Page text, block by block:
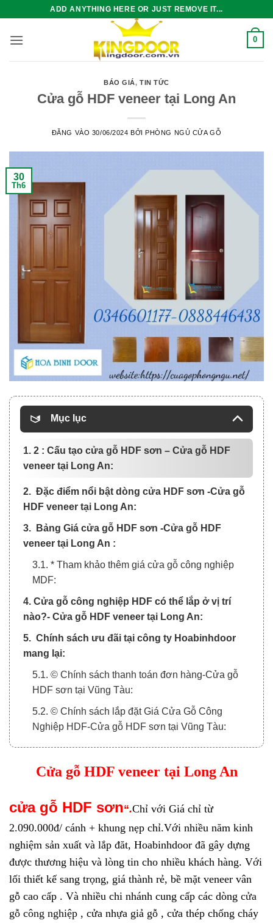
nội
ADD ANYTHING HERE OR JUST REMOVE IT...
0
BÁO GIÁ,TIN TỨC
Cửa gỗ HDF veneer tại Long An
ĐĂNG VÀO 30/06/2024 BỞIPHÒNG NGỦ CỬA GỖ
30
Th6
Mục lục
1. 2 : Cấu tạo cửa gỗ HDF sơn – Cửa gỗ HDF
veneer tại Long An:
2. Đặc điểm nổi bật dòng cửa HDF sơn -Cửa gỗ
HDF veneer tại Long An:
3. Bảng Giá cửa gỗ HDF sơn -Cửa gỗ HDF
veneer tại Long An :
3.1. * Tham khảo thêm giá cửa gỗ công nghiệp
MDF:
4. Cửa gỗ công nghiệp HDF có thể lắp ở vị trí
nào?- Cửa gỗ HDF veneer tại Long An:
5. Chính sách ưu đãi tại công ty Hoabinhdoor
mang lại:
5.1. © Chính sách thanh toán đơn hàng-Cửa gỗ
HDF sơn tại Vũng Tàu:
5.2. © Chính sách lắp đặt Giá Cửa Gỗ Công
Nghiệp HDF-Cửa gỗ HDF sơn tại Vũng Tàu:
5.3. © Chính sách vận chuyển
6. Hoabinhdoor rất hân hạnh được đồng hành
Cửa gỗ HDF veneer tại Long An
cửa gỗ HDF sơn“.Chỉ với Giá chỉ từ
2.090.000đ/ cánh + khung nẹp chỉ.Với nhiều năm kinh
nghiệm sản xuất và lắp đăt, Hoabinhdoor đã gây dựng
được thương hiệu và lòng tin cho nhiều khách hàng. Với
lối thiết kế sang trọng, giá thành rẻ, bề mặt veneer vân
gỗ cao cấp . Và nhiều chi nhánh cung cấp các dòng cửa
gỗ công nghiệp , cửa nhựa giả gỗ , cửa thép chống cháy